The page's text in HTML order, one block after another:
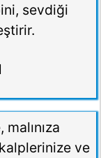
sevdiği
ve